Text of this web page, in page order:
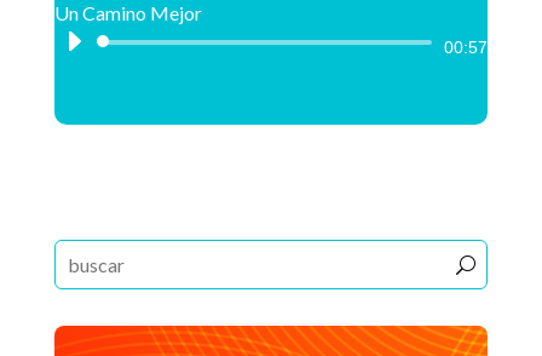
Un Camino Mejor
Reproductor
audio
00:57